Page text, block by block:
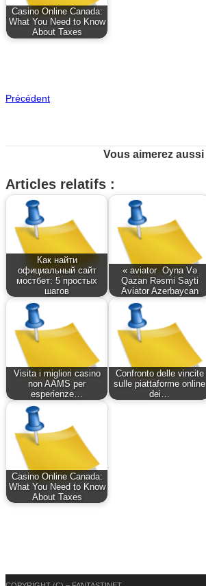
Casino Online Canada:
What You Need to Know
About Taxes
Précédent
Vous aimerez aussi
Articles relatifs :
Как найти
официальный сайт
мостбет: 5 простых
шагов
« aviator ️ Oyna Və
Qazan Rəsmi Sayti
Aviator Azerbaycan
Visita i migliori casino
non AAMS per
esperienze…
Confronto delle vincite
sulle piattaforme online
dei…
Casino Online Canada:
What You Need to Know
About Taxes